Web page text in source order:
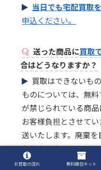
当日でも宅配買取
申込ください。
送った商品に買取
合はどうなりますか？
買取はできないも
ものについては、無
が禁じられている商
お客様負担とさせて
送いたします。廃棄
おりません。
お買取の流れ 無料梱包キット